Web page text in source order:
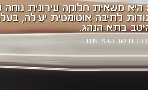
הינו 300 היא משאית חלוקה עירונית
לתיבה אוטומטית יעילה,
בתא הנהג.
של מגזין אוטו